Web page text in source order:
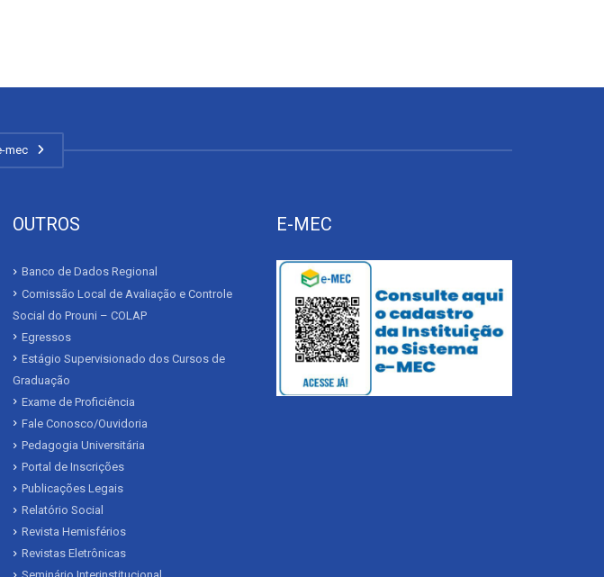
mec
OUTROS
Banco de Dados Regional
Comissão Local de Avaliação e Controle
Social do Prouni – COLAP
Egressos
Estágio Supervisionado dos Cursos de
Graduação
Exame de Proficiência
Fale Conosco/Ouvidoria
Pedagogia Universitária
Portal de Inscrições
Publicações Legais
Relatório Social
Revista Hemisférios
Revistas Eletrônicas
E-MEC